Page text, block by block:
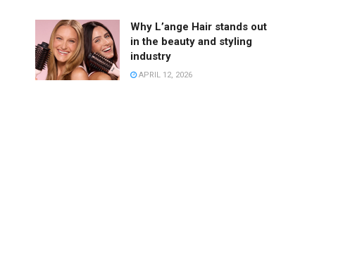
Why L’ange Hair stands out
in the beauty and styling
industry
APRIL 12, 2026